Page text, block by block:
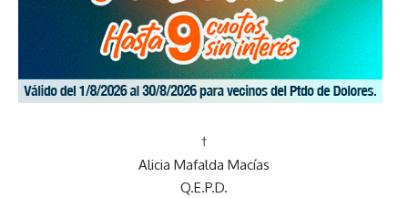
†
Alicia Mafalda Macías
Q.E.P.D.